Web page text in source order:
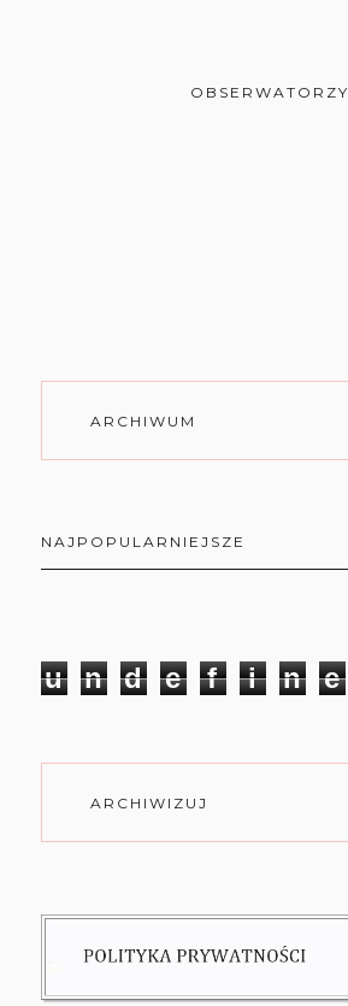
OBSERWATORZY
ARCHIWUM
NAJPOPULARNIEJSZE
u n d e f i n e
ARCHIWIZUJ